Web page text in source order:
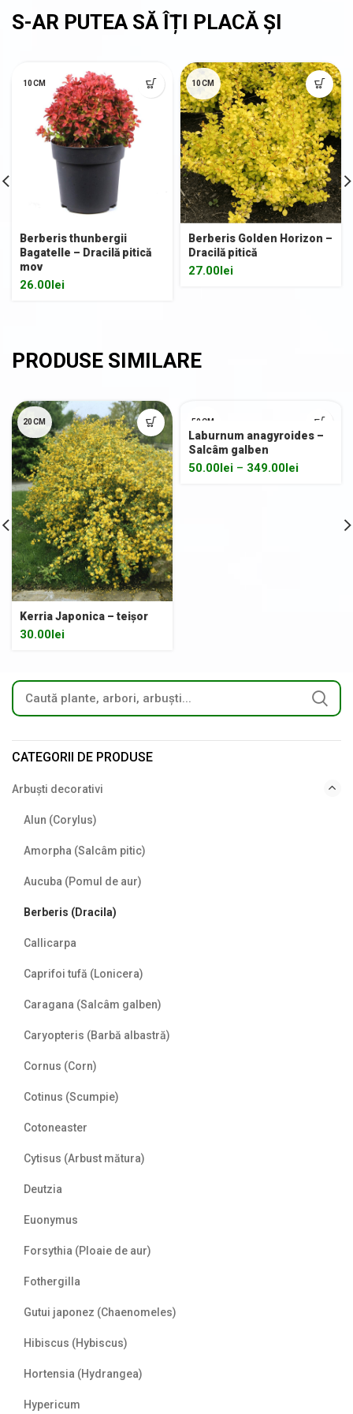
10CM
Berberis thunbergii
Bagatelle – Dracilă pitică
mov
26.00lei
10CM
Berberis Golden Horizon –
Dracilă pitică
27.00lei
20CM
Kerria Japonica – teișor
30.00lei
50CM
Laburnum anagyroides –
Salcâm galben
50.00lei – 349.00lei
CATEGORII DE PRODUSE
Arbuști decorativi
Alun (Corylus)
Amorpha (Salcâm pitic)
Aucuba (Pomul de aur)
Berberis (Dracila)
Callicarpa
Caprifoi tufă (Lonicera)
Caragana (Salcâm galben)
Caryopteris (Barbă albastră)
Cornus (Corn)
Cotinus (Scumpie)
Cotoneaster
Cytisus (Arbust mătura)
Deutzia
Euonymus
Forsythia (Ploaie de aur)
Fothergilla
Gutui japonez (Chaenomeles)
Hibiscus (Hybiscus)
Hortensia (Hydrangea)
Hypericum